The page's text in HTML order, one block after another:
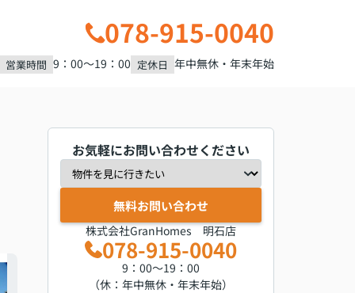
078-915-0040
営業時間 9：00～19：00 定休日 年中無休・年末年始
お気軽にお問い合わせください
無料お問い合わせ
株式会社GranHomes 明石店
078-915-0040
9：00～19：00
（休：年中無休・年末年始）